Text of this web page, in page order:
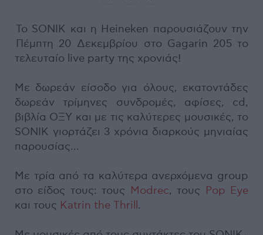
To SONIK και η Heineken παρουσιάζουν την
Πέμπτη 20 Δεκεμβρίου στο Gagarin 205 το
τελευταίο live party της χρονιάς!
Με δωρεάν είσοδο για όλους, εκατοντάδες
δωρεάν τρίμηνες συνδρομές, αφίσες, cd,
βιβλία ΟΞΥ και με τις καλύτερες μουσικές, το
SONIK γιορτάζει 3 χρόνια διαρκούς μηνιαίας
παρουσίας...
Με τρία από τα καλύτερα ανερχόμενα group
στο είδος τους: τους Modrec, τους Pop Eye
και τους Katrin the Thrill .